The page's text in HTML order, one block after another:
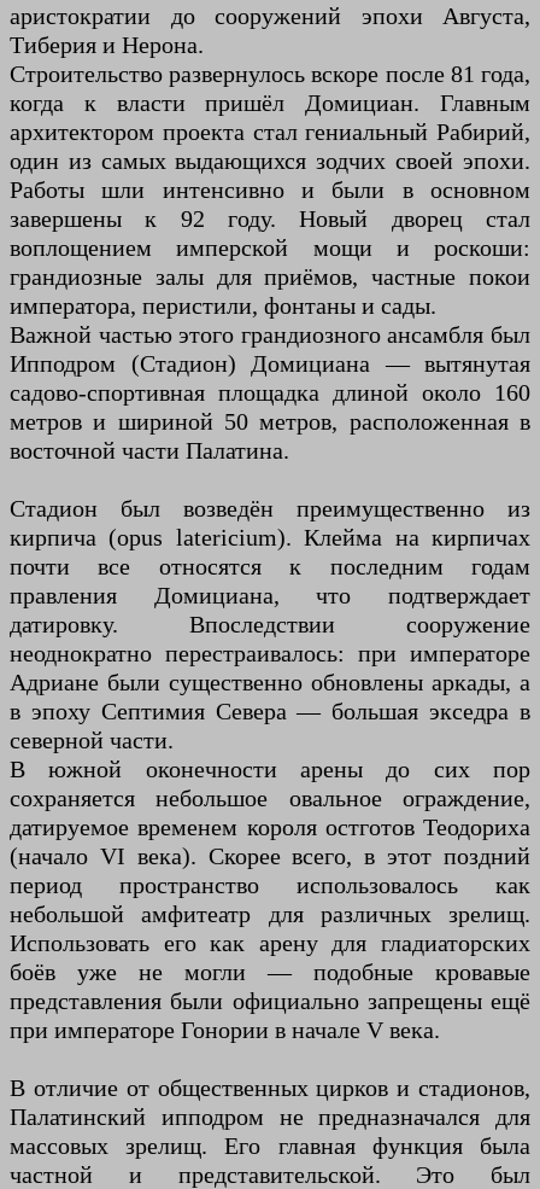
аристократии до сооружений эпохи Августа,
Тиберия и Нерона.
Строительство развернулось вскоре после 81 года,
когда к власти пришёл Домициан. Главным
архитектором проекта стал гениальный Рабирий,
один из самых выдающихся зодчих своей эпохи.
Работы шли интенсивно и были в основном
завершены к 92 году. Новый дворец стал
воплощением имперской мощи и роскоши:
грандиозные залы для приёмов, частные покои
императора, перистили, фонтаны и сады.
Важной частью этого грандиозного ансамбля был
Ипподром (Стадион) Домициана — вытянутая
садово-спортивная площадка длиной около 160
метров и шириной 50 метров, расположенная в
восточной части Палатина.
Стадион был возведён преимущественно из
кирпича (opus latericium). Клейма на кирпичах
почти все относятся к последним годам
правления Домициана, что подтверждает
датировку. Впоследствии сооружение
неоднократно перестраивалось: при императоре
Адриане были существенно обновлены аркады, а
в эпоху Септимия Севера — большая экседра в
северной части.
В южной оконечности арены до сих пор
сохраняется небольшое овальное ограждение,
датируемое временем короля остготов Теодориха
(начало VI века). Скорее всего, в этот поздний
период пространство использовалось как
небольшой амфитеатр для различных зрелищ.
Использовать его как арену для гладиаторских
боёв уже не могли — подобные кровавые
представления были официально запрещены ещё
при императоре Гонории в начале V века.
В отличие от общественных цирков и стадионов,
Палатинский ипподром не предназначался для
массовых зрелищ. Его главная функция была
частной и представительской. Это был